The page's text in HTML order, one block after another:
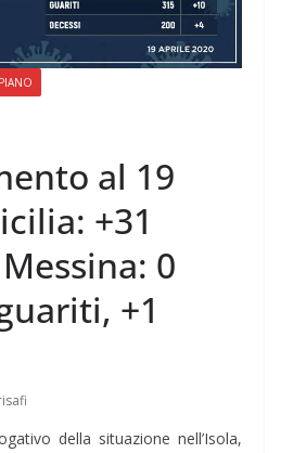
al 19
+31
0
+1
della situazione nell’Isola,